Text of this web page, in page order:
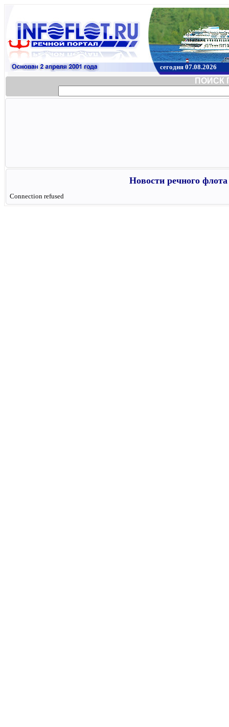
сегодня 07.08.2026
ПОИСК
Новости речного
Connection refused